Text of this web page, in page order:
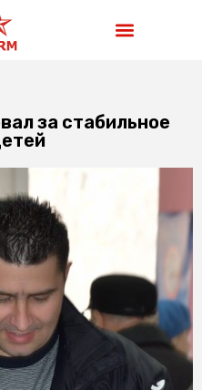
за стабильное